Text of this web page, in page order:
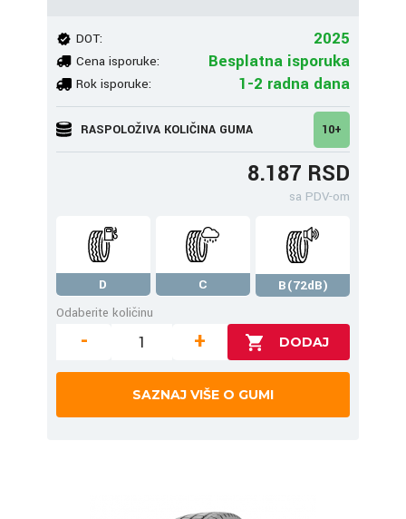
DOT: 2025
Cena isporuke: Besplatna isporuka
Rok isporuke: 1-2 radna dana
RASPOLOŽIVA KOLIČINA GUMA 10+
8.187 RSD
sa PDV-om
D C
B(72dB)
Odaberite količinu
- +
SAZNAJ VIŠE O GUMI